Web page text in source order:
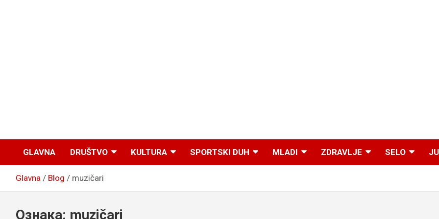
GLAVNA DRUŠTVO KULTURA SPORTSKI DUH MLADI ZDRAVLJE SELO
Glavna Blog muzičari
Ознака: muzičari